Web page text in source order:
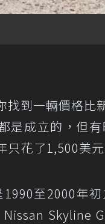
找到一輛價格比
是成立的，但
只花了1,500美
1990至2000年
Skyline